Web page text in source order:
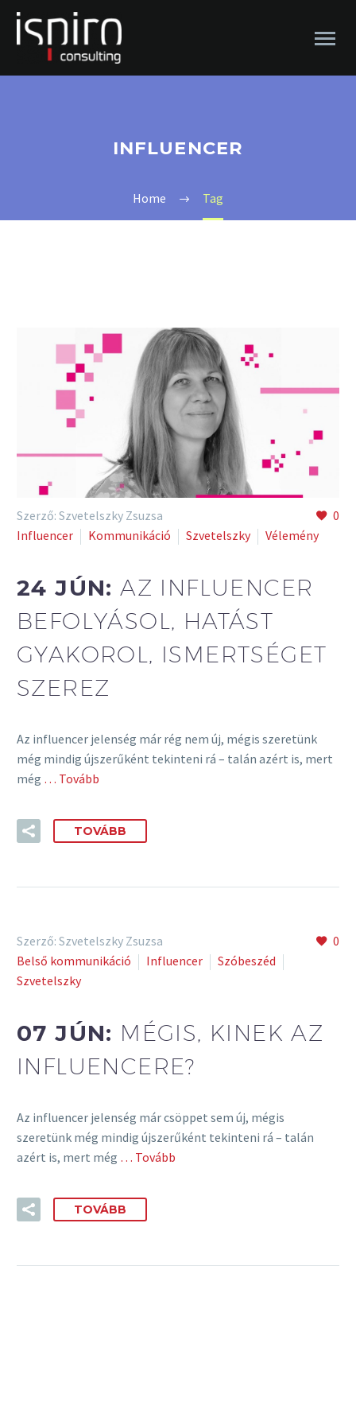
INFLUENCER
Home Tag
0
Szerző: Szvetelszky Zsuzsa
Influencer
Kommunikáció Szvetelszky Vélemény
24 JÚN:AZ INFLUENCER
BEFOLYÁSOL, HATÁST
GYAKOROL, ISMERTSÉGET
SZEREZ
Az influencer jelenség már rég nem új, mégis szeretünk
még mindig újszerűként tekinteni rá – talán azért is, mert
még … Tovább
TOVÁBB
0
Szerző: Szvetelszky Zsuzsa
Belső kommunikáció
Influencer
Szóbeszéd
Szvetelszky
07 JÚN: MÉGIS, KINEK AZ
INFLUENCERE?
Az influencer jelenség már csöppet sem új, mégis
szeretünk még mindig újszerűként tekinteni rá – talán
azért is, mert még … Tovább
TOVÁBB